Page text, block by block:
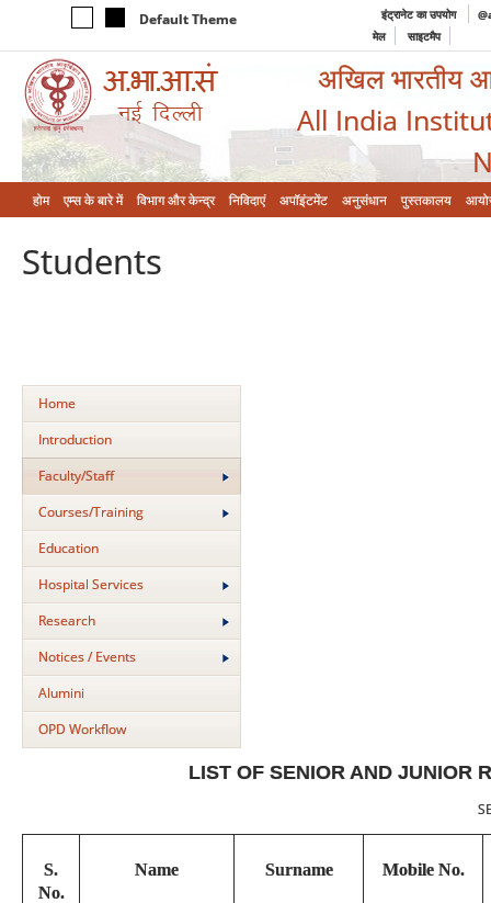
Default Theme इंट्रानेट का उपयोग
मेल
साइटमैप
अखिल भारतीय
All India
होम एम्‍स के बारे में विभाग और केन्‍द्र निविदाएं अपॉइंटमेंट अनुसंधान पुस्तकालय
Students
Home
Introduction
Faculty/Staff
Courses/Training
Education
Hospital Services
Research
Notices / Events
Alumini
OPD Workflow
LIST OF SENIOR AND JUNIOR
S.
No.
Name Surname Mobile No.